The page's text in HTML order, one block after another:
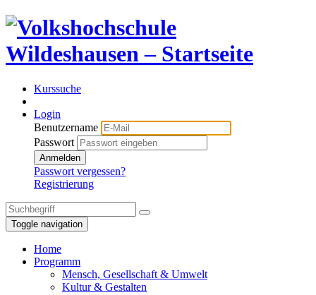
Kurssuche
Login
Benutzername
Passwort
Anmelden
Passwort vergessen?
Registrierung
Toggle navigation
Home
Programm
Mensch, Gesellschaft & Umwelt
Kultur & Gestalten